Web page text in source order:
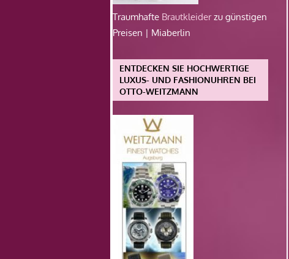
Traumhafte Brautkleiderzu günstigen
Preisen | Miaberlin
ENTDECKEN SIE HOCHWERTIGE
LUXUS- UND FASHIONUHREN BEI
OTTO-WEITZMANN